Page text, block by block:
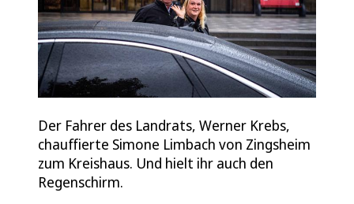
Der Fahrer des Landrats, Werner Krebs,
chauffierte Simone Limbach von Zingsheim
zum Kreishaus. Und hielt ihr auch den
Regenschirm.